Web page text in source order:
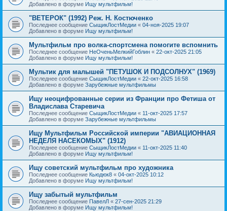
Добавлено в форуме Ищу мультфильм!
"ВЕТЕРОК" (1992) Реж. Н. Костюченко
Последнее сообщение СыщикЛостМедии « 04-ноя-2025 19:07
Добавлено в форуме Ищу мультфильм!
Мультфильм про волка-спортсмена помогите вспомнить
Последнее сообщение НеОченьМелкийГоблин « 22-окт-2025 21:05
Добавлено в форуме Ищу мультфильм!
Мультик для малышей "ПЕТУШОК И ПОДСОЛНУХ" (1969)
Последнее сообщение СыщикЛостМедии « 22-окт-2025 16:58
Добавлено в форуме Зарубежные мультфильмы
Ищу неоцифрованные серии из Франции про Фетиша от
Владислава Старевича
Последнее сообщение СыщикЛостМедии « 11-окт-2025 17:57
Добавлено в форуме Зарубежные мультфильмы
Ищу Мультфильм Российской империи "АВИАЦИОННАЯ
НЕДЕЛЯ НАСЕКОМЫХ" (1912)
Последнее сообщение СыщикЛостМедии « 11-окт-2025 11:40
Добавлено в форуме Ищу мультфильм!
Ищу советский мультфильм про художника
Последнее сообщение Кьюдюк8 « 04-окт-2025 10:12
Добавлено в форуме Ищу мультфильм!
Ищу забытый мультфильм
Последнее сообщение ПавелЛ « 27-сен-2025 21:29
Добавлено в форуме Ищу мультфильм!